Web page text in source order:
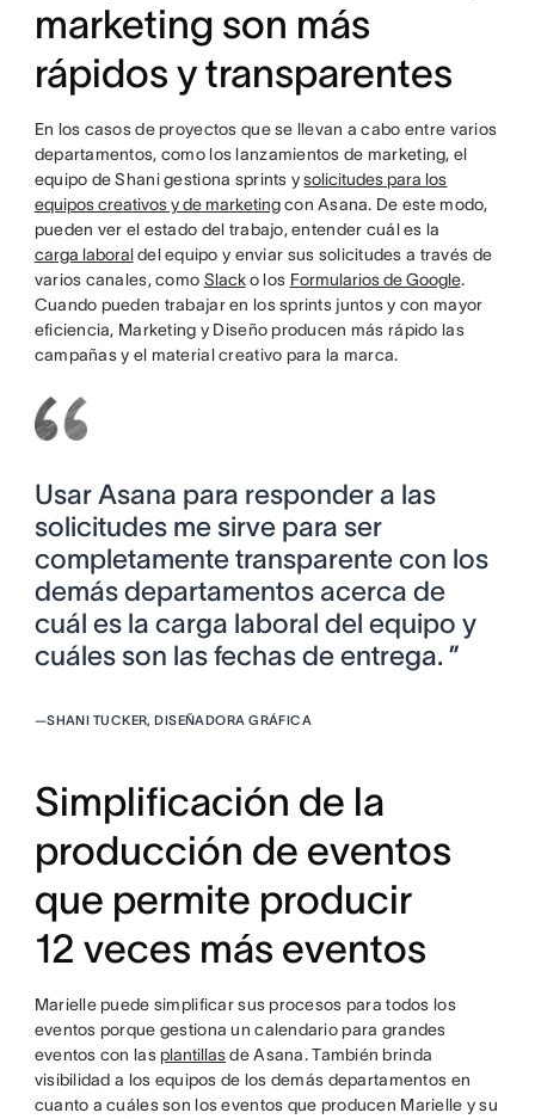
marketing son más
rápidos y transparentes
En los casos de proyectos que se llevan a cabo entre varios
departamentos, como los lanzamientos de marketing, el
equipo de Shani gestiona sprints ysolicitudes para los
equipos creativos y de marketingcon Asana. De este modo,
pueden ver el estado del trabajo, entender cuál es la
carga laboraldel equipo y enviar sus solicitudes a través de
varios canales, como Slacko los Formularios de Google.
Cuando pueden trabajar en los sprints juntos y con mayor
eficiencia, Marketing y Diseño producen más rápido las
campañas y el material creativo para la marca.
Usar Asana para responder a las
solicitudes me sirve para ser
completamente transparente con los
demás departamentos acerca de
cuál es la carga laboral del equipo y
cuáles son las fechas de entrega. ”
—SHANI TUCKER, DISEÑADORA GRÁFICA
Simplificación de la
producción de eventos
que permite producir
12 veces más eventos
Marielle puede simplificar sus procesos para todos los
eventos porque gestiona un calendario para grandes
eventos con las plantillasde Asana. También brinda
visibilidad a los equipos de los demás departamentos en
cuanto a cuáles son los eventos que producen Marielle y su